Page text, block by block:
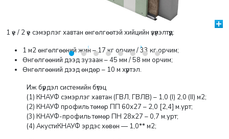
‹ ›
1 үе / 2 үе сэмэрлэг хавтан өнгөлгөөтэй хийцийн үзүүлэлтүүд:
1 м2 өнгөлгөөний жин – 17 кг орчим / 33 кг орчим;
Өнгөлгөөний дээд зузаан – 45 мм / 58 мм орчим;
Өнгөлгөөний дээд өндөр – 10 м хүртэл.
Иж бүрдэл системийн бүтэц
(1) КНАУФ сэмэрлэг хавтан (ГВЛ, ГВЛВ) – 1,0 (I) 2,0 (II) м2;
(2) КНАУФ профиль төмөр ПП 60х27 – 2,0 [2,4] м.урт;
(3) КНАУФ-профиль төмөр ПН 28х27 – 0,7 м.урт;
(4) АкустиКНАУФ эрдэс хөвөн — 1,0** м2;